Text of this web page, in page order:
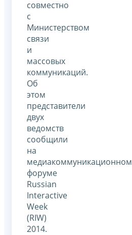
совместно
с
Министерством
связи
и
массовых
коммуникаций.
Об
этом
представители
двух
ведомств
сообщили
на
медиакоммуникационном
форуме
Russian
Interactive
Week
(RIW)
2014.